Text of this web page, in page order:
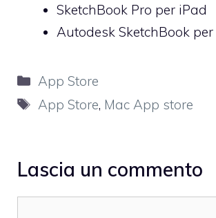
SketchBook Pro per iPad
Autodesk SketchBook
Categorie
App Store
Tag
App Store, Mac App store
Lascia un commento